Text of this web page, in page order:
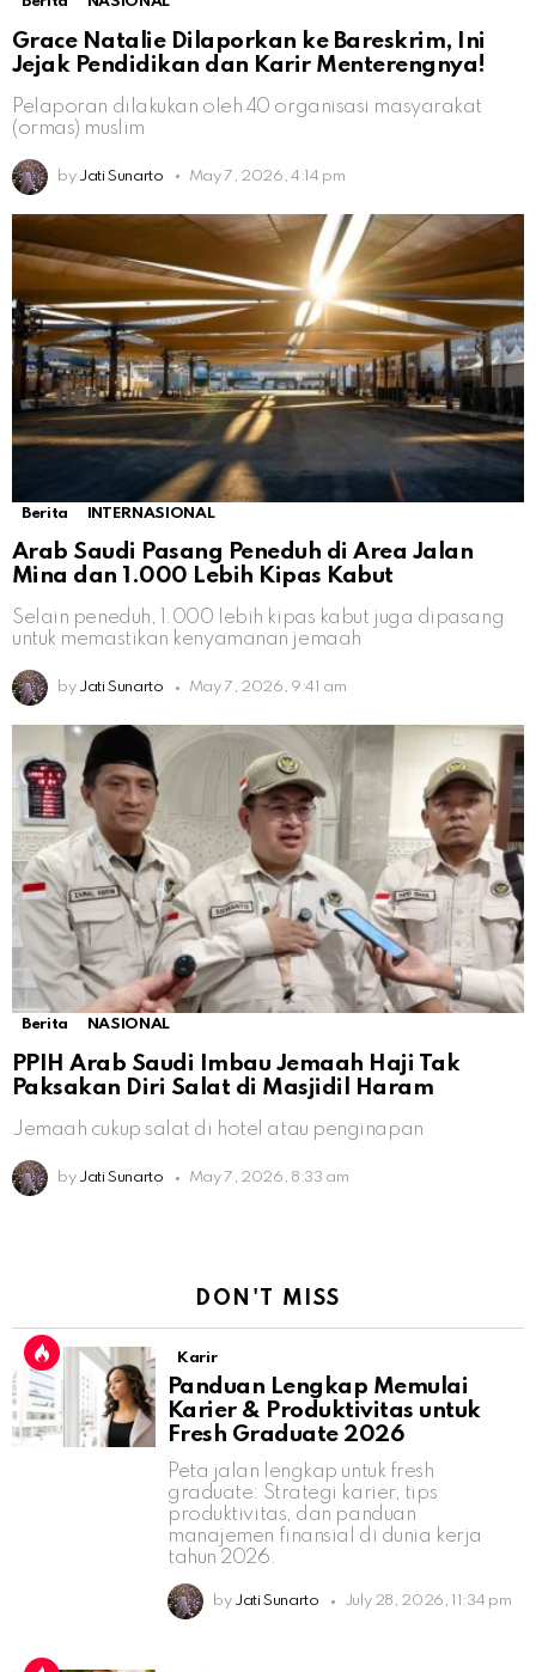
Grace Natalie Dilaporkan ke Bareskrim, Ini
Jejak Pendidikan dan Karir Menterengnya!
Pelaporan dilakukan oleh 40 organisasi masyarakat
(ormas) muslim
by Jati Sunarto May 7, 2026, 4:14 pm
Berita INTERNASIONAL
Arab Saudi Pasang Peneduh di Area Jalan
Mina dan 1.000 Lebih Kipas Kabut
Selain peneduh, 1.000 lebih kipas kabut juga dipasang
untuk memastikan kenyamanan jemaah
by Jati Sunarto May 7, 2026, 9:41 am
Berita NASIONAL
PPIH Arab Saudi Imbau Jemaah Haji Tak
Paksakan Diri Salat di Masjidil Haram
Jemaah cukup salat di hotel atau penginapan
by Jati Sunarto May 7, 2026, 8:33 am
DON'T MISS
Karir
Panduan Lengkap Memulai
Karier & Produktivitas untuk
Fresh Graduate 2026
Peta jalan lengkap untuk fresh
graduate: Strategi karier, tips
produktivitas, dan panduan
manajemen finansial di dunia kerja
tahun 2026.
by Jati Sunarto July 28, 2026, 11:34 pm